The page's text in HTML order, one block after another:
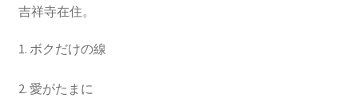
吉祥寺在住。
1. ボクだけの線
2. 愛がたまに